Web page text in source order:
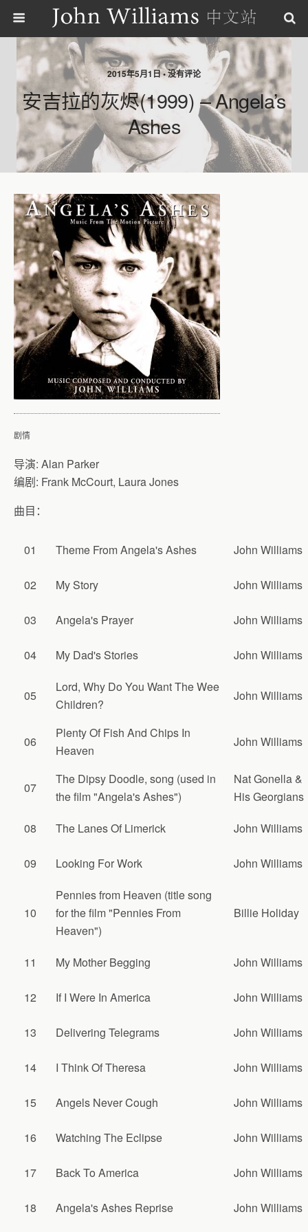
2015年5月1日 • 没有评论
安吉拉的灰烬(1999) – Angela’s
Ashes
剧情
导演: Alan Parker
编剧: Frank McCourt, Laura Jones
曲目：
01 Theme From Angela's Ashes John Williams
02 My Story John Williams
03 Angela's Prayer John Williams
04 My Dad's Stories John Williams
05
Lord, Why Do You Want The Wee
Children?
John Williams
06
Plenty Of Fish And Chips In
Heaven
John Williams
07
The Dipsy Doodle, song (used in
the film "Angela's Ashes")
Nat Gonella &
His Georgians
08
The Lanes Of Limerick John Williams
09 Looking For Work John Williams
10
Pennies from Heaven (title song
for the film "Pennies From
Heaven")
Billie Holiday
11 My Mother Begging John Williams
12 If I Were In America John Williams
13 Delivering Telegrams John Williams
14 I Think Of Theresa John Williams
15 Angels Never Cough John Williams
16 Watching The Eclipse John Williams
17 Back To America John Williams
18 Angela's Ashes Reprise John Williams